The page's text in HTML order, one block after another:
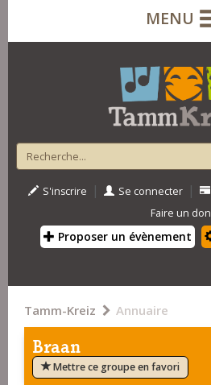
MENU
S'inscrire | Se connecter |
Faire un don
Proposer un évènement
Tamm-Kreiz Annuaire
Braan
Mettre ce groupe en favori